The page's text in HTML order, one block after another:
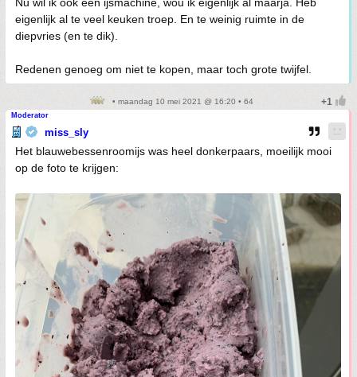
eigenlijk al te veel keuken troep. En te weinig ruimte in de
diepvries (en te dik).
Redenen genoeg om niet te kopen, maar toch grote twijfel.
• maandag 10 mei 2021 @ 16:20 • 64
Moderator
miss_sly
Het blauwebessenroomijs was heel donkerpaars, moeilijk mooi
op de foto te krijgen: